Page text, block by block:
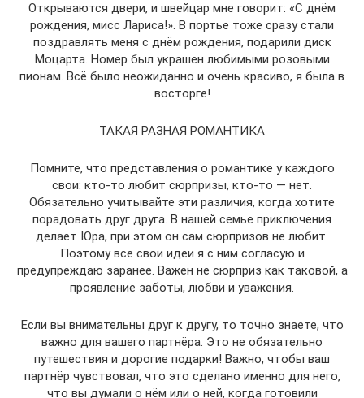
Открываются двери, и швейцар мне говорит: «С днём
рождения, мисс Лариса!». В портье тоже сразу стали
поздравлять меня с днём рождения, подарили диск
Моцарта. Номер был украшен любимыми розовыми
пионам. Всё было неожиданно и очень красиво, я была в
восторге!
ТАКАЯ РАЗНАЯ РОМАНТИКА
Помните, что представления о романтике у каждого
свои: кто-то любит сюрпризы, кто-то — нет.
Обязательно учитывайте эти различия, когда хотите
порадовать друг друга. В нашей семье приключения
делает Юра, при этом он сам сюрпризов не любит.
Поэтому все свои идеи я с ним согласую и
предупреждаю заранее. Важен не сюрприз как таковой, а
проявление заботы, любви и уважения.
Если вы внимательны друг к другу, то точно знаете, что
важно для вашего партнёра. Это не обязательно
путешествия и дорогие подарки! Важно, чтобы ваш
партнёр чувствовал, что это сделано именно для него,
что вы думали о нём или о ней, когда готовили